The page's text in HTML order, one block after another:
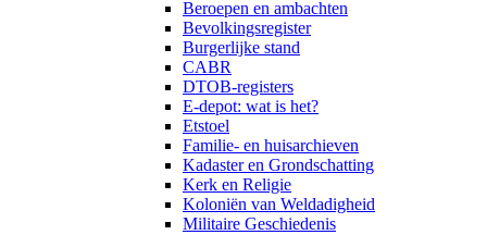
Beroepen en ambachten
Bevolkingsregister
Burgerlijke stand
CABR
DTOB-registers
E-depot: wat is het?
Etstoel
Familie- en huisarchieven
Kadaster en Grondschatting
Kerk en Religie
Koloniën van Weldadigheid
Militaire Geschiedenis